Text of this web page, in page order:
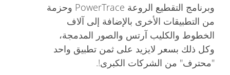
وبرنامج التقطيع الروعة PowerTrace وحزمة
من التطبيقات الأخرى بالإضافة إلى آلاف
الخطوط والكليب آرتس والصور المدمجة،
وكل ذلك بسعر لايزيد على ثمن تطبيق واحد
"محترف" من الشركات الكبرى!.